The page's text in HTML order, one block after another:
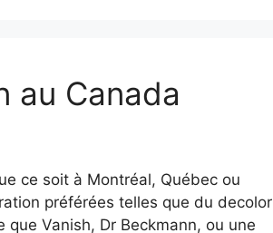
au Canada
ce soit à Montréal, Québec ou
préférées telles que du decolor
Vanish, Dr Beckmann, ou une